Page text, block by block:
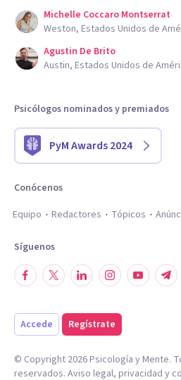
Michelle Coccaro Montserrat
Weston, Estados Unidos de
Agustin De Brito
Austin, Estados Unidos de
Psicólogos nominados y premiados
PyM Awards 2024
Conócenos
Equipo
Redactores Tópicos
Síguenos
Accede Regístrate
© Copyright 2026Psicología y Mente.
reservados. Aviso legal, privacidad y